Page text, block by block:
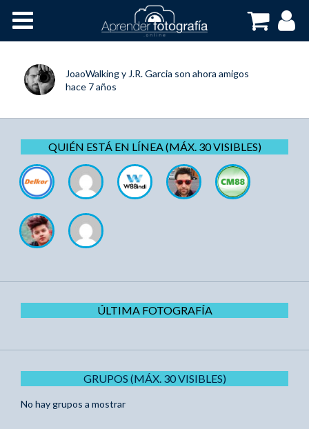
Cursos OnLine
JoaoWalkingy J.R. Garcia son ahora amigos
hace 7 años
QUIÉN ESTÁ EN LÍNEA (MÁX. 30 VISIBLES)
ÚLTIMA FOTOGRAFÍA
GRUPOS (MÁX. 30 VISIBLES)
No hay grupos a mostrar